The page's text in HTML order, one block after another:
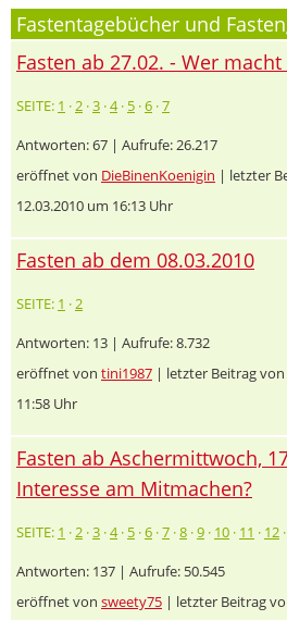
Fastentagebücher und
Fasten ab 27.02. - Wer
SEITE: 1 ·2 ·3 ·4· 5 ·6 ·7
Antworten: 67 | Aufrufe: 26.217
eröffnet von DieBinenKoenigin | letzter
12.03.2010 um 16:13 Uhr
Fasten ab dem 08.03.2010
SEITE: 1 ·2
Antworten: 13 | Aufrufe: 8.732
eröffnet von tini1987 | letzter Beitrag von
11:58 Uhr
Fasten ab Aschermittwoch,
Interesse am Mitmachen?
SEITE: 1 ·2 ·3 ·4· 5 ·6 ·7 ·8 ·9 · 10 · 11 · 12 ·
Antworten: 137 | Aufrufe: 50.545
eröffnet von sweety75 | letzter Beitrag